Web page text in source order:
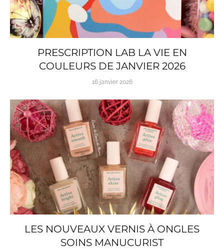
PRESCRIPTION LAB LA VIE EN
COULEURS DE JANVIER 2026
16 janvier 2026
LES NOUVEAUX VERNIS À ONGLES
SOINS MANUCURIST